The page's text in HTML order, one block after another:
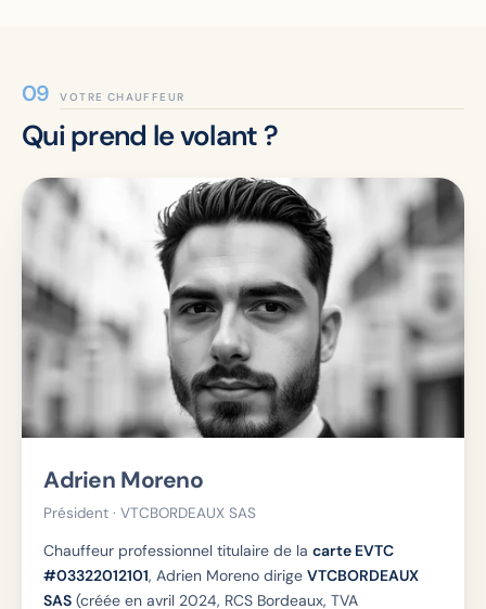
VOTRE CHAUFFEUR
Qui prend le volant ?
Adrien Moreno
Président · VTCBORDEAUX SAS
Chauffeur professionnel titulaire de la carte EVTC
#03322012101, Adrien Moreno dirige VTCBORDEAUX
SAS (créée en avril 2024, RCS Bordeaux, TVA